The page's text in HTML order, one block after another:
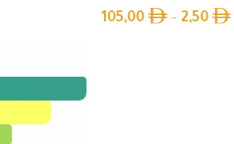
2,50
–
105,00